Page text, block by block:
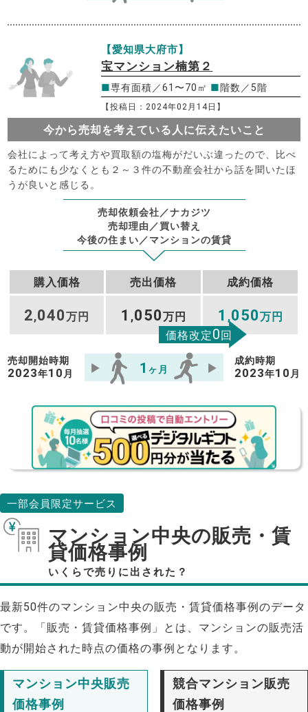
【愛知県大府市】
宝マンション楠第２
■専有面積／61〜70㎡ ■階数／5階
【投稿日：2024年02月14日】
今から売却を考えている人に伝えたいこと
会社によって考え方や買取額の塩梅がだいぶ違ったので、比べ
るためにも少なくとも２～３件の不動産会社から話を聞いたほ
うが良いと感じる。
売却依頼会社／ナカジツ
売却理由／買い替え
今後の住まい／マンションの賃貸
購入価格 売出価格 成約価格
2,040万円 1 ,050万円 1 ,050万円
価格改定0回
売却開始時期
2023年10 月 1 ヶ月
成約時期
2023年10 月
一部会員限定サービス
マンション中央の販売・賃
貸価格事例
いくらで売りに出された？
最新50件のマンション中央の販売・賃貸価格事例のデータ
です。「販売・賃貸価格事例」とは、マンションの販売活
動が開始された時点の価格の事例となります。
マンション中央販売
価格事例
競合マンション販売
価格事例